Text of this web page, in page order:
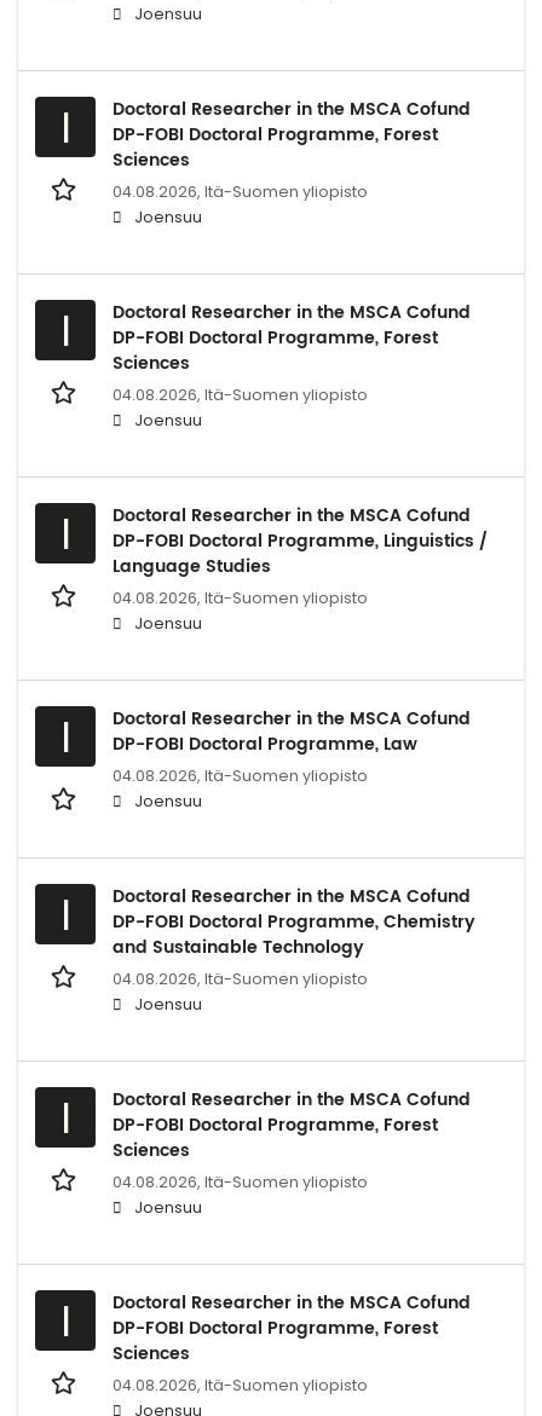
Joensuu
I
Doctoral Researcher in the MSCA Cofund
DP-FOBI Doctoral Programme, Forest
Sciences
04.08.2026, Itä-Suomen yliopisto
Joensuu
I
Doctoral Researcher in the MSCA Cofund
DP-FOBI Doctoral Programme, Forest
Sciences
04.08.2026, Itä-Suomen yliopisto
Joensuu
I
Doctoral Researcher in the MSCA Cofund
DP-FOBI Doctoral Programme, Linguistics /
Language Studies
04.08.2026, Itä-Suomen yliopisto
Joensuu
I
Doctoral Researcher in the MSCA Cofund
DP-FOBI Doctoral Programme, Law
04.08.2026, Itä-Suomen yliopisto
Joensuu
I
Doctoral Researcher in the MSCA Cofund
DP-FOBI Doctoral Programme, Chemistry
and Sustainable Technology
04.08.2026, Itä-Suomen yliopisto
Joensuu
I
Doctoral Researcher in the MSCA Cofund
DP-FOBI Doctoral Programme, Forest
Sciences
04.08.2026, Itä-Suomen yliopisto
Joensuu
I
Doctoral Researcher in the MSCA Cofund
DP-FOBI Doctoral Programme, Forest
Sciences
04.08.2026, Itä-Suomen yliopisto
Joensuu